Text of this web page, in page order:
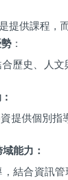
提供課程，
：
歷史、人
提供個別指
域能力：
結合資訊管